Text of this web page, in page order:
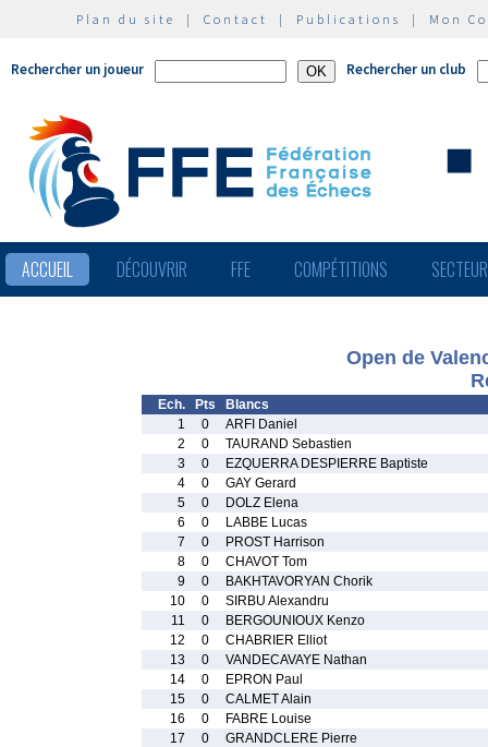
Plan du site | Contact | Publications | Mon
Rechercher un joueur Rechercher un club
ACCUEIL DÉCOUVRIR FFE COMPÉTITIONS
Open de
Ech. Pts
Blancs
1
0
ARFI Daniel
2
0
TAURAND Sebastien
3
0
EZQUERRA DESPIERRE Baptiste
4
0
GAY Gerard
5
0
DOLZ Elena
6
0
LABBE Lucas
7
0
PROST Harrison
8
0
CHAVOT Tom
9
0
BAKHTAVORYAN Chorik
10
0
SIRBU Alexandru
11
0
BERGOUNIOUX Kenzo
12
0
CHABRIER Elliot
13
0
VANDECAVAYE Nathan
14
0
EPRON Paul
15
0
CALMET Alain
16
0
FABRE Louise
17
0
GRANDCLERE Pierre